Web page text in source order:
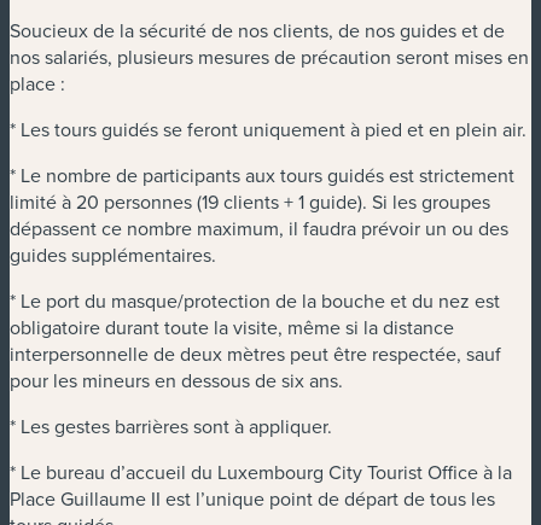
Soucieux de la sécurité de nos clients, de nos guides et de
nos salariés, plusieurs mesures de précaution seront mises en
place :
* Les tours guidés se feront uniquement à pied et en plein air.
* Le nombre de participants aux tours guidés est strictement
limité à 20 personnes (19 clients + 1 guide). Si les groupes
dépassent ce nombre maximum, il faudra prévoir un ou des
guides supplémentaires.
* Le port du masque/protection de la bouche et du nez est
obligatoire durant toute la visite, même si la distance
interpersonnelle de deux mètres peut être respectée, sauf
pour les mineurs en dessous de six ans.
* Les gestes barrières sont à appliquer.
* Le bureau d’accueil du Luxembourg City Tourist Office à la
Place Guillaume II est l’unique point de départ de tous les